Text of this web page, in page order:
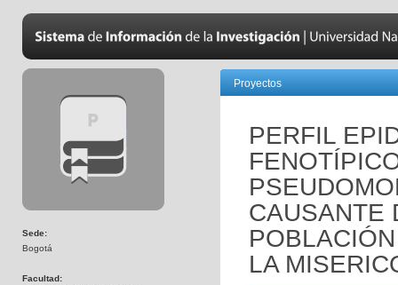
Sede:
Bogotá
Facultad:
Proyectos
PERFIL
CAUSANTE
LA